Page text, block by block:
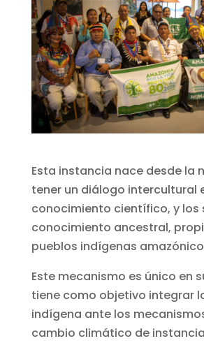
Esta instancia nace desde la
tener un diálogo intercultural
conocimiento científico, y los
conocimiento ancestral,
pueblos indígenas
Este mecanismo es único en
tiene como objetivo integrar
indígena ante los
cambio climático de